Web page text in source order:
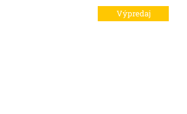
Výpredaj